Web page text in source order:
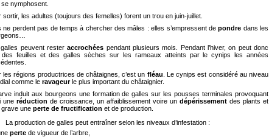
nymphosent.
sortir, les adultes (toujours des femelles) forent un trou en juin-juillet.
ne perdent pas de temps à chercher des mâles : elles s’empressent depondre dans les
peuvent resteraccrochées pendant plusieurs mois. Pendant l’hiver, on peut donc
feuilles et des galles sèches sur les rameaux atteints par le cynips les années
les régions productrices de châtaignes, c’est un fléau . Le cynips est considéré au niveau
comme le ravageurle plus important du châtaignier.
induit aux bourgeons une formation de galles sur les pousses terminales provoquant
une réduction de croissance, un affaiblissement voire un dépérissement des plants et
grave une perte de fructification et de production.
La production de galles peut entraîner selon les niveaux d’infestation :
perte de vigueur de l’arbre,